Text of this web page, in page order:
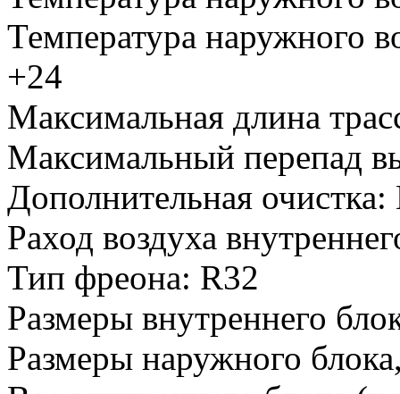
Температура наружного
+24
Максимальная длина
Максимальный перепад
Дополнительная очистка:
Раход воздуха
Тип фреона: R32
Размеры внутреннего
Размеры наружного